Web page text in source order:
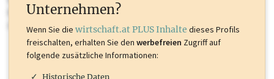
Marken, Patente, Rechtstatsachen, OTS-Aussendungen, und viele
mehr.
Unternehmen?
Wenn Sie die wirtschaft.at PLUS Inhalte dieses Profils
freischalten, erhalten Sie den werbefreien Zugriff auf
folgende zusätzliche Informationen:
Historische Daten